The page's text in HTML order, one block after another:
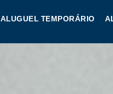
ALUGUEL TEMPORÁRIO